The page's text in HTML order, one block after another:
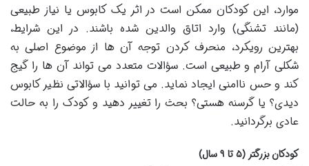
موارد، این کودکان ممکن است در اثر یک کابوس یا نیاز طبیعی
(مانند تشنگی) وارد اتاق والدین شده باشند. در این شرایط،
بهترین رویکرد، منحرف کردن توجه آن ها از موضوع اصلی به
شکلی آرام و طبیعی است. سؤالات متعدد می تواند آن ها را گیج
کند و حس ناامنی ایجاد نماید. می توانید با سؤالاتی نظیر کابوس
دیدی؟ یا گرسنه هستی؟ بحث را تغییر دهید و کودک را به حالت
عادی برگردانید.
کودکان بزرگتر (۵ تا ۹ سال)